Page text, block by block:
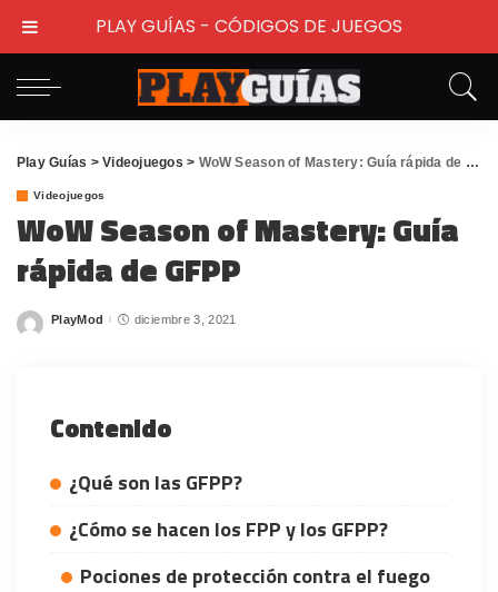
Play Guías >Videojuegos > WoW Season of Mastery: Guía rápida de GFPP
Videojuegos
WoW Season of Mastery: Guía
rápida de GFPP
Posted
PlayMod diciembre 3, 2021
Contenido
¿Qué son las GFPP?
¿Cómo se hacen los FPP y los GFPP?
Pociones de protección contra el fuego
PLAY GUÍAS - CÓDIGOS DE JUEGOS